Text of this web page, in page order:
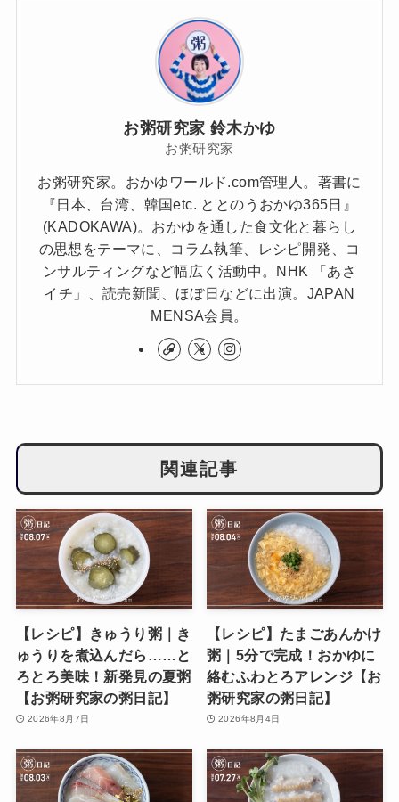
お粥研究家 鈴木かゆ
お粥研究家
お粥研究家。おかゆワールド.com管理人。著書に
『日本、台湾、韓国etc. ととのうおかゆ365日』
(KADOKAWA)。おかゆを通した食文化と暮らし
の思想をテーマに、コラム執筆、レシピ開発、コ
ンサルティングなど幅広く活動中。NHK 「あさ
イチ」、読売新聞、ほぼ日などに出演。JAPAN
MENSA会員。
関連記事
【レシピ】きゅうり粥｜き
ゅうりを煮込んだら……と
ろとろ美味！新発見の夏粥
【お粥研究家の粥日記】
2026年8月7日
【レシピ】たまごあんかけ
粥｜5分で完成！おかゆに
絡むふわとろアレンジ【お
粥研究家の粥日記】
2026年8月4日